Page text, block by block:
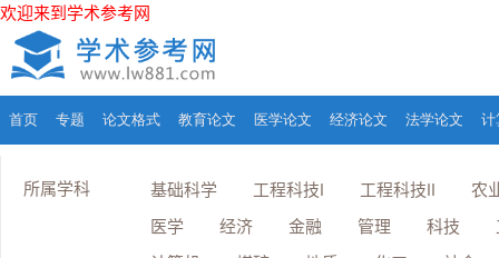
欢迎来到学术参考网
首页 专题 论文格式 教育论文 医学论文 经济论文 法学论文 计
所属学科 基础科学 工程科技I 工程科技II
农
医学
经济 金融 管理 科技